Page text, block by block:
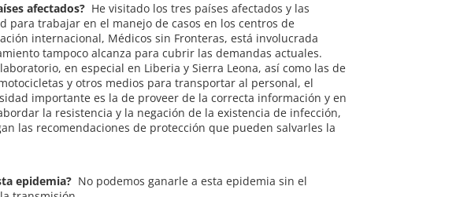
afectados? He visitado los tres países afectados y las
para trabajar en el manejo de casos en los centros de
internacional, Médicos sin Fronteras, está involucrada
tampoco alcanza para cubrir las demandas actuales.
en especial en Liberia y Sierra Leona, así como las de
y otros medios para transportar al personal, el
importante es la de proveer de la correcta información y en
la resistencia y la negación de la existencia de infección,
las recomendaciones de protección que pueden salvarles la
epidemia? No podemos ganarle a esta epidemia sin el